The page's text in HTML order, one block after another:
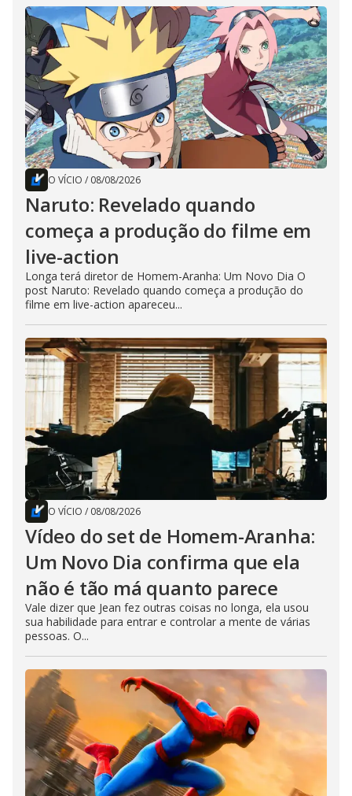
O VÍCIO / 08/08/2026
Naruto: Revelado quando
começa a produção do filme em
live-action
Longa terá diretor de Homem-Aranha: Um Novo Dia O
post Naruto: Revelado quando começa a produção do
filme em live-action apareceu...
O VÍCIO / 08/08/2026
Vídeo do set de Homem-Aranha:
Um Novo Dia confirma que ela
não é tão má quanto parece
Vale dizer que Jean fez outras coisas no longa, ela usou
sua habilidade para entrar e controlar a mente de várias
pessoas. O...